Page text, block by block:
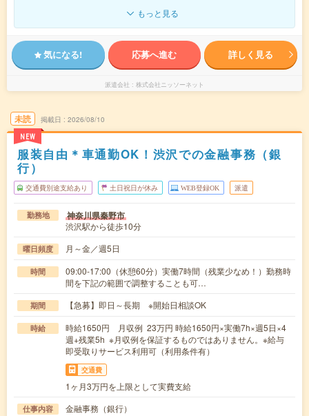
もっと見る
気になる! 応募へ進む 詳しく見る
派遣会社 株式会社ニッソーネット
未読
NEW
掲載日 2026/08/10
服装自由＊車通勤OK！渋沢での金融事務（銀
行）
交通費別途支給あり 土日祝日が休み WEB登録OK 派遣
勤務地 神奈川県秦野市
渋沢駅から徒歩10分
曜日頻度 月～金／週5日
時間
09:00-17:00（休憩60分）実働7時間（残業少なめ！）勤務時
間を下記の範囲で調整することも可…
期間 【急募】即日～長期 ※開始日相談OK
時給
時給1650円 月収例 23万円 時給1650円×実働7h×週5日×4
週+残業5h ※月収例を保証するものではありません。※給与
即受取りサービス利用可（利用条件有）
交通費
1ヶ月3万円を上限として実費支給
仕事内容
金融事務（銀行）